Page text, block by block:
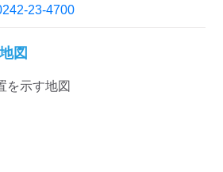
23-4700
図